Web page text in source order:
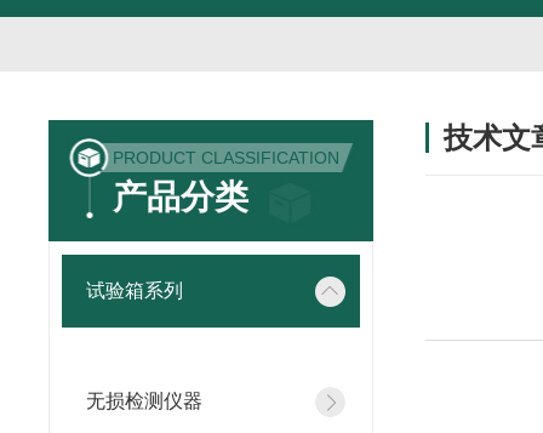
PRODUCT CLASSIFICATION
产品分类
试验箱系列
无损检测仪器
技术文